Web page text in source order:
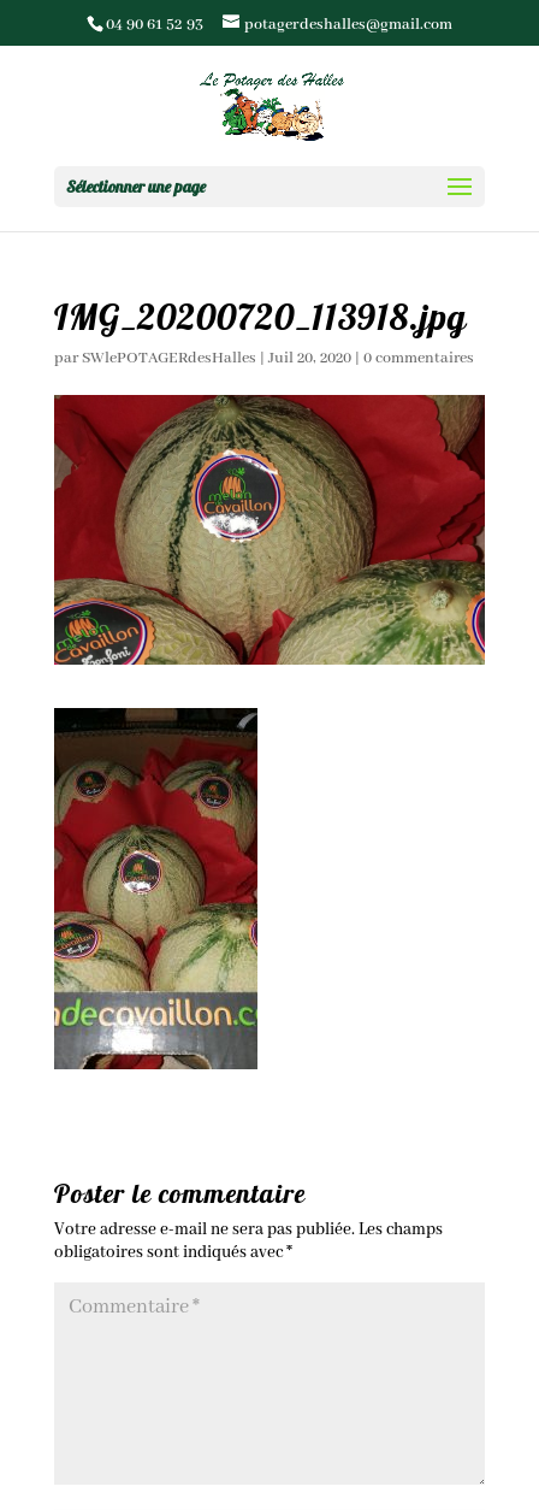
04 90 61 52 93 potagerdeshalles@gmail.com
Sélectionner une page
IMG_20200720_113918.jpg
parSWlePOTAGERdesHalles | Juil 20, 2020| 0 commentaires
Poster le commentaire
Votre adresse e-mail ne sera pas publiée.Les champs
obligatoires sont indiqués avec*